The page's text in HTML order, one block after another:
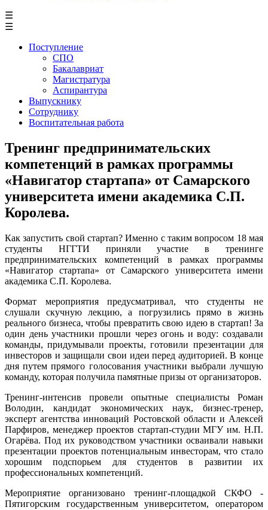
☰
☰
Поступление
СПО
Бакалавриат
Магистратура
Аспирантура
Выпускнику
Сотруднику
Воспитательная работа
Тренинг предпринимательских
компетенций в рамках программы
«Навигатор стартапа» от Самарского
университета имени академика С.П.
Королева.
Как запустить свой стартап? Именно с таким вопросом 18 мая
студенты НГГТИ приняли участие в тренинге
предпринимательских компетенций в рамках программы
«Навигатор стартапа» от Самарского университета имени
академика С.П. Королева.
Формат мероприятия предусматривал, что студенты не
слушали скучную лекцию, а погрузились прямо в жизнь
реального бизнеса, чтобы превратить свою идею в стартап! За
один день участники прошли через огонь и воду: создавали
команды, придумывали проекты, готовили презентации для
инвесторов и защищали свои идеи перед аудиторией. В конце
дня путем прямого голосования участники выбрали лучшую
команду, которая получила памятные призы от организаторов.
Тренинг-интенсив провели опытные специалисты Роман
Володин, кандидат экономических наук, бизнес-тренер,
эксперт агентства инноваций Ростовской области и Алексей
Парфиров, менеджер проектов стартап-студии МГУ им. Н.П.
Огарёва. Под их руководством участники осваивали навыки
презентации проектов потенциальным инвесторам, что стало
хорошим подспорьем для студентов в развитии их
профессиональных компетенций.
Мероприятие организовано тренинг-площадкой СКФО -
Пятигорским государственным университетом, оператором